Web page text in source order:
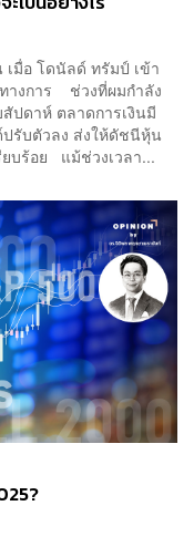
เมื่อ โดนัลด์ ทรัมป์ เข้า
างการ ช่วงที่ผมกำลัง
ปดาห์ ตลาดการเงินมี
รับตัวลง ส่งให้ดัชนีหุ้น
ยบร้อย แม้ช่วงเวลา...